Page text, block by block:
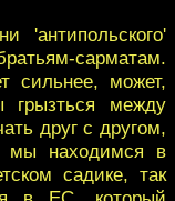
сарматам.
сильнее, может,
грызться между
друг с другом,
мы находимся в
садике, так